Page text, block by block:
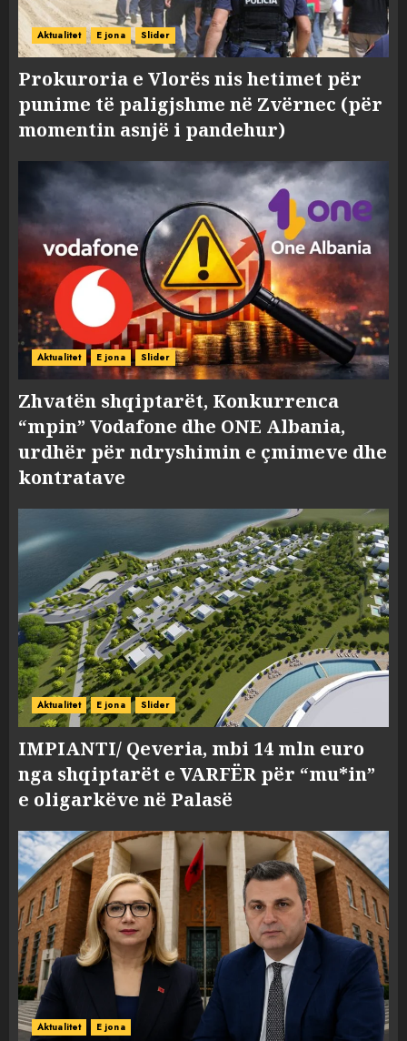
Aktualitet E jona Slider
Prokuroria e Vlorës nis hetimet për
punime të paligjshme në Zvërnec (për
momentin asnjë i pandehur)
Aktualitet E jona Slider
Zhvatën shqiptarët, Konkurrenca
“mpin” Vodafone dhe ONE Albania,
urdhër për ndryshimin e çmimeve dhe
kontratave
Aktualitet E jona Slider
IMPIANTI/ Qeveria, mbi 14 mln euro
nga shqiptarët e VARFËR për “mu*in”
e oligarkëve në Palasë
Aktualitet E jona